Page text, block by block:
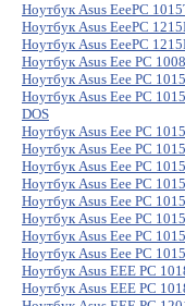
Ноутбук Asus EeePC
Ноутбук Asus EeePC
Ноутбук Asus EeePC
Ноутбук Asus Eee PC
Ноутбук Asus Eee PC
Ноутбук Asus Eee PC
DOS
Ноутбук Asus Eee PC
Ноутбук Asus Eee PC
Ноутбук Asus Eee PC
Ноутбук Asus Eee PC
Ноутбук Asus Eee PC
Ноутбук Asus Eee PC
Ноутбук Asus Eee PC
Ноутбук Asus Eee PC
Ноутбук Asus EEE PC
Ноутбук Asus EEE PC